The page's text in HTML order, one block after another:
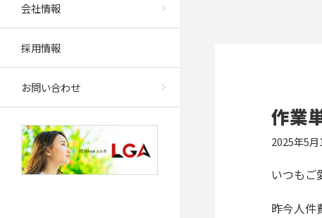
会社情報
採用情報
お問い合わせ
作業
2025年5月
いつもご
昨今人件